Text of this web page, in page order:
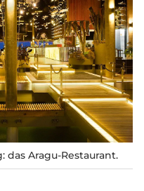
das Aragu-Restaurant.